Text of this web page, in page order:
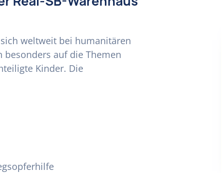
weltweit bei humanitären
auf die Themen
Kinder. Die